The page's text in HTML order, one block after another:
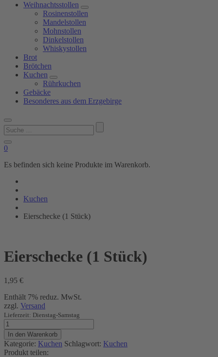
Weihnachtsstollen
Rosinenstollen
Mandelstollen
Mohnstollen
Dinkelstollen
Whiskystollen
Brot
Brötchen
Kuchen
Rührkuchen
Gebäcke
Besonderes aus dem Erzgebirge
Suchen
nach:
0
Es befinden sich keine Produkte im Warenkorb.
Bräunig
Kuchen
Eierschecke (1 Stück)
Eierschecke (1 Stück)
1,95 €
Enthält 7% reduz. MwSt.
zzgl. Versand
Lieferzeit: Dienstag-Samstag
Eierschecke
(1
Stück)
Menge
In den Warenkorb
Kategorie: Kuchen Schlagwort: Kuchen
Produkt teilen: